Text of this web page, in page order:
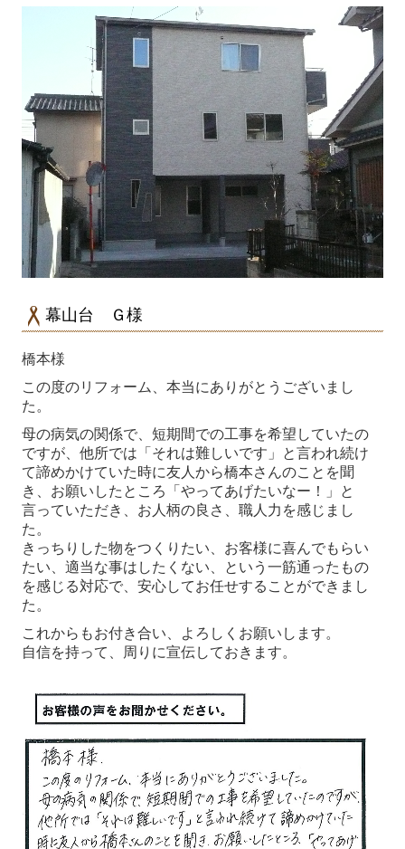
幕山台 Ｇ様
橋本様
この度のリフォーム、本当にありがとうございまし
た。
母の病気の関係で、短期間での工事を希望していたの
ですが、他所では「それは難しいです」と言われ続け
て諦めかけていた時に友人から橋本さんのことを聞
き、お願いしたところ「やってあげたいなー！」と
言っていただき、お人柄の良さ、職人力を感じまし
た。
きっちりした物をつくりたい、お客様に喜んでもらい
たい、適当な事はしたくない、という一筋通ったもの
を感じる対応で、安心してお任せすることができまし
た。
これからもお付き合い、よろしくお願いします。
自信を持って、周りに宣伝しておきます。